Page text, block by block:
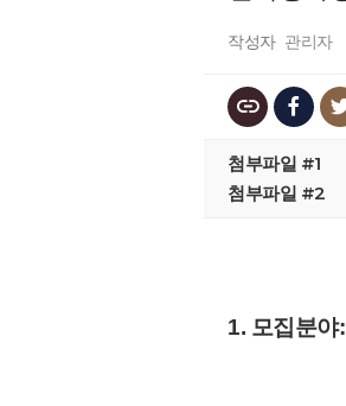
작성자 관리자
첨부파일 #1
첨부파일 #2
1. 모집분야: